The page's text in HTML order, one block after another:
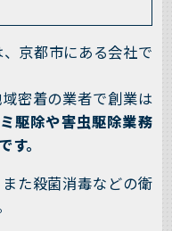
京都市にある会社で
密着の業者で創業は
駆除や害虫駆除業務
。
た殺菌消毒などの衛